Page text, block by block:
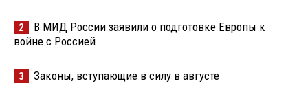
2
В МИД России заявили о подготовке Европы к
войне с Россией
3 Законы, вступающие в силу в августе